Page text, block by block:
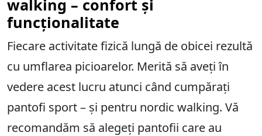
walking – confort și
funcționalitate
Fiecare activitate fizică lungă de obicei rezultă
cu umflarea picioarelor. Merită să aveți în
vedere acest lucru atunci când cumpărați
pantofi sport – și pentru nordic walking. Vă
recomandăm să alegeți pantofii care au